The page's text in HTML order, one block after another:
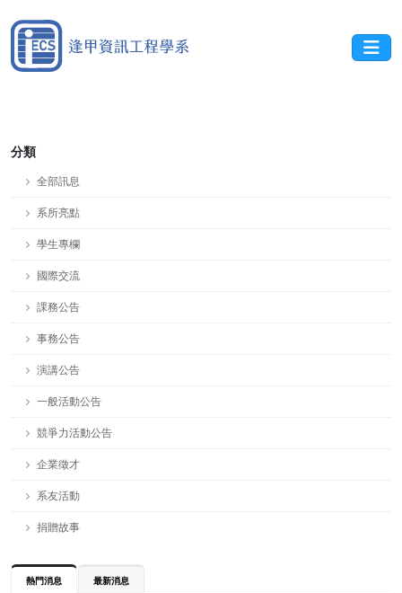
分類
全部訊息
系所亮點
學生專欄
國際交流
課務公告
事務公告
演講公告
一般活動公告
競爭力活動公告
企業徵才
系友活動
捐贈故事
熱門消息 最新消息